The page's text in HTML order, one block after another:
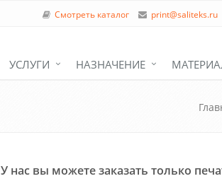
Смотреть каталог print@saliteks.ru
УСЛУГИ
НАЗНАЧЕНИЕ
У нас вы можете заказать только